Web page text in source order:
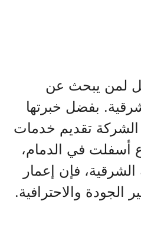
لمن يبحث عن
بفضل خبرتها
الشركة تقديم خدمات
أسفلت في الدمام،
فإن إعمار
الجودة والاحترافية.